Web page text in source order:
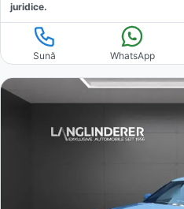
juridice.
Sună WhatsApp